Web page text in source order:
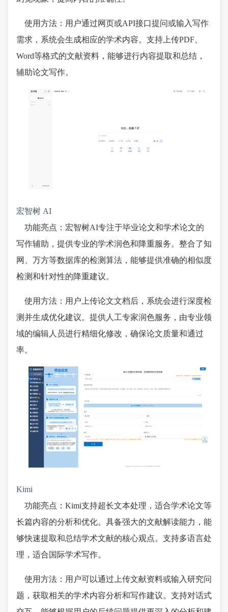
使用方法：用户通过网页或API接口提问或输入写作
需求，系统会生成相应的学术内容。支持上传PDF、
Word等格式的文献资料，能够进行内容提取和总结，
辅助论文写作。
宏智树 AI
功能亮点：宏智树AI专注于毕业论文和学术论文的
写作辅助，提供专业的学术润色和降重服务。整合了知
网、万方等数据库的检测算法，能够提供准确的相似度
检测和针对性的降重建议。
使用方法：用户上传论文文档后，系统会进行深度检
测并生成优化建议。提供人工专家润色服务，由专业领
域的编辑人员进行精细化修改，确保论文质量和通过
率。
Kimi
功能亮点：Kimi支持超长文本处理，适合学术论文等
长篇内容的分析和优化。具备强大的文献解读能力，能
够快速提取和总结学术文献的核心观点。支持多语言处
理，适合国际学术写作。
使用方法：用户可以通过上传文献资料或输入研究问
题，获取相关的学术内容分析和写作建议。支持对话式